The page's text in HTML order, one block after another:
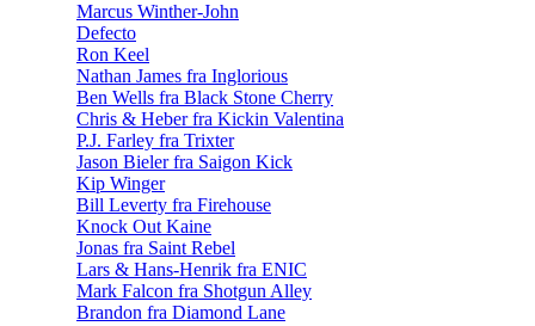
Marcus Winther-John
Defecto
Ron Keel
Nathan James fra Inglorious
Ben Wells fra Black Stone Cherry
Chris & Heber fra Kickin Valentina
P.J. Farley fra Trixter
Jason Bieler fra Saigon Kick
Kip Winger
Bill Leverty fra Firehouse
Knock Out Kaine
Jonas fra Saint Rebel
Lars & Hans-Henrik fra ENIC
Mark Falcon fra Shotgun Alley
Brandon fra Diamond Lane